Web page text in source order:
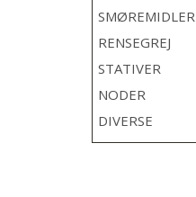
SMØREMIDLER
RENSEGREJ
STATIVER
NODER
DIVERSE